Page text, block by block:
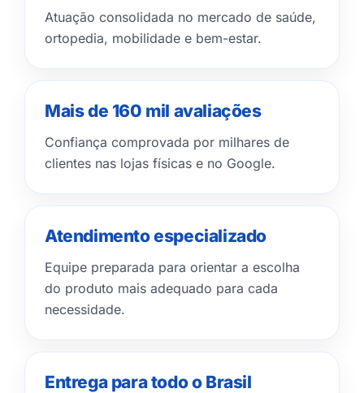
Atuação consolidada no mercado de saúde,
ortopedia, mobilidade e bem-estar.
Mais de 160 mil avaliações
Confiança comprovada por milhares de
clientes nas lojas físicas e no Google.
Atendimento especializado
Equipe preparada para orientar a escolha
do produto mais adequado para cada
necessidade.
Entrega para todo o Brasil